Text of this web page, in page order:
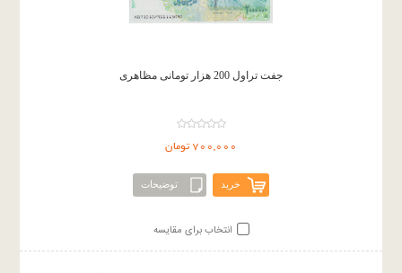
جفت تراول 200 هزار تومانی مظاهری
700,000 تومان
خرید توضیحات
انتخاب برای مقایسه